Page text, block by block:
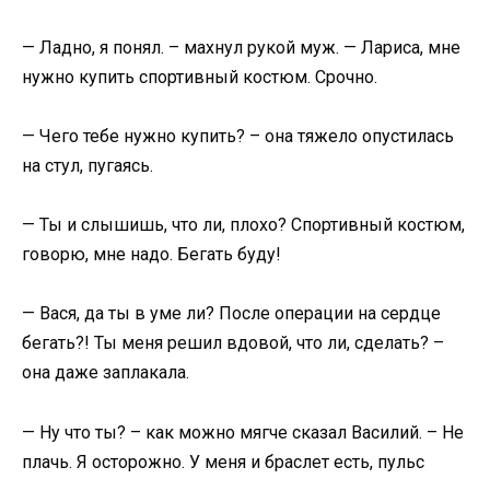
— Ладно, я понял. – махнул рукой муж. — Лариса, мне
нужно купить спортивный костюм. Срочно.
— Чего тебе нужно купить? – она тяжело опустилась
на стул, пугаясь.
— Ты и слышишь, что ли, плохо? Спортивный костюм,
говорю, мне надо. Бегать буду!
— Вася, да ты в уме ли? После операции на сердце
бегать?! Ты меня решил вдовой, что ли, сделать? –
она даже заплакала.
— Ну что ты? – как можно мягче сказал Василий. – Не
плачь. Я осторожно. У меня и браслет есть, пульс